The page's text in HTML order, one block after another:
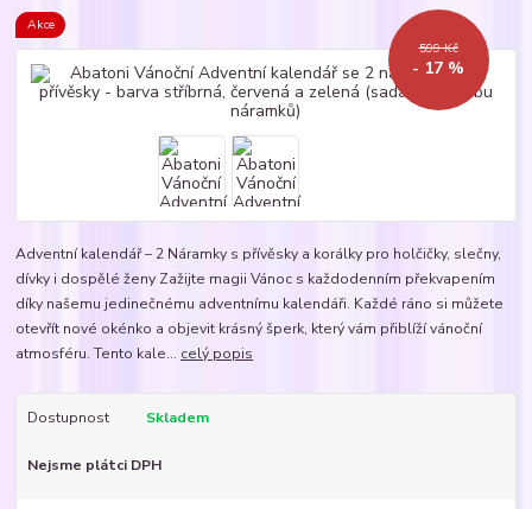
Akce
599 Kč
- 17 %
Adventní kalendář – 2 Náramky s přívěsky a korálky pro holčičky, slečny,
dívky i dospělé ženy Zažijte magii Vánoc s každodenním překvapením
díky našemu jedinečnému adventnímu kalendáři. Každé ráno si můžete
otevřít nové okénko a objevit krásný šperk, který vám přiblíží vánoční
atmosféru. Tento kale... celý popis
Dostupnost Skladem
Nejsme plátci DPH